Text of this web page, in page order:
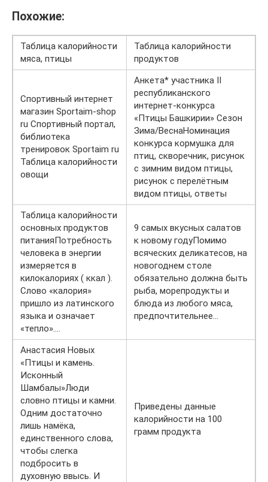
Похожие:
Таблица калорийности
мяса, птицы
Таблица калорийности
продуктов
Спортивный интернет
магазин Sportaim-shop
ru Спортивный портал,
библиотека
тренировок Sportaim ru
Таблица калорийности
овощи
Анкета* участника II
республиканского
интернет-конкурса
«Птицы Башкирии» Сезон
Зима/ВеснаНоминация
конкурса кормушка для
птиц, скворечник, рисунок
с зимним видом птицы,
рисунок с перелётным
видом птицы, ответы
Таблица калорийности
основных продуктов
питанияПотребность
человека в энергии
измеряется в
килокалориях ( ккал ).
Слово «калория»
пришло из латинского
языка и означает
«тепло»….
9 самых вкусных салатов
к новому годуПомимо
всяческих деликатесов, на
новогоднем столе
обязательно должна быть
рыба, морепродукты и
блюда из любого мяса,
предпочтительнее…
Анастасия Новых
«Птицы и камень.
Исконный
Шамбалы»Люди
словно птицы и камни.
Одним достаточно
лишь намёка,
единственного слова,
чтобы слегка
подбросить в
духовную ввысь. И
Приведены данные
калорийности на 100
грамм продукта